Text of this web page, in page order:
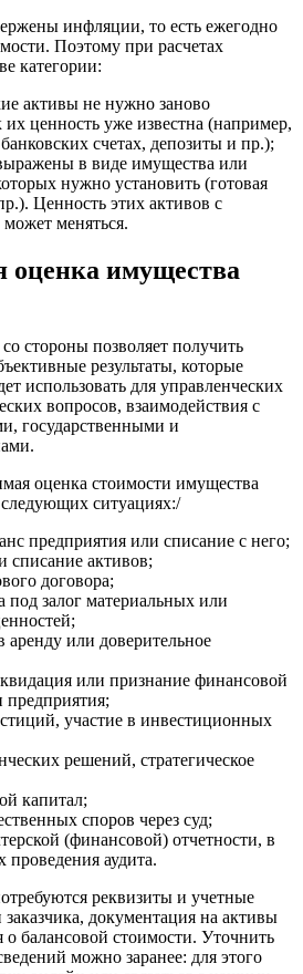
инфляции, то есть ежегодно
Поэтому при расчетах
категории:
активы не нужно заново
их ценность уже известна (например,
счетах, депозиты и пр.);
в виде имущества или
нужно установить (готовая
Ценность этих активов с
меняться.
оценка имущества
стороны позволяет получить
результаты, которые
использовать для управленческих
вопросов, взаимодействия с
государственными и
оценка стоимости имущества
ситуациях:/
предприятия или списание с него;
списание активов;
договора;
под залог материальных или
аренду или доверительное
или признание финансовой
предприятия;
участие в инвестиционных
решений, стратегическое
капитал;
споров через суд;
(финансовой) отчетности, в
проведения аудита.
реквизиты и учетные
документация на активы
балансовой стоимости. Уточнить
можно заранее: для этого